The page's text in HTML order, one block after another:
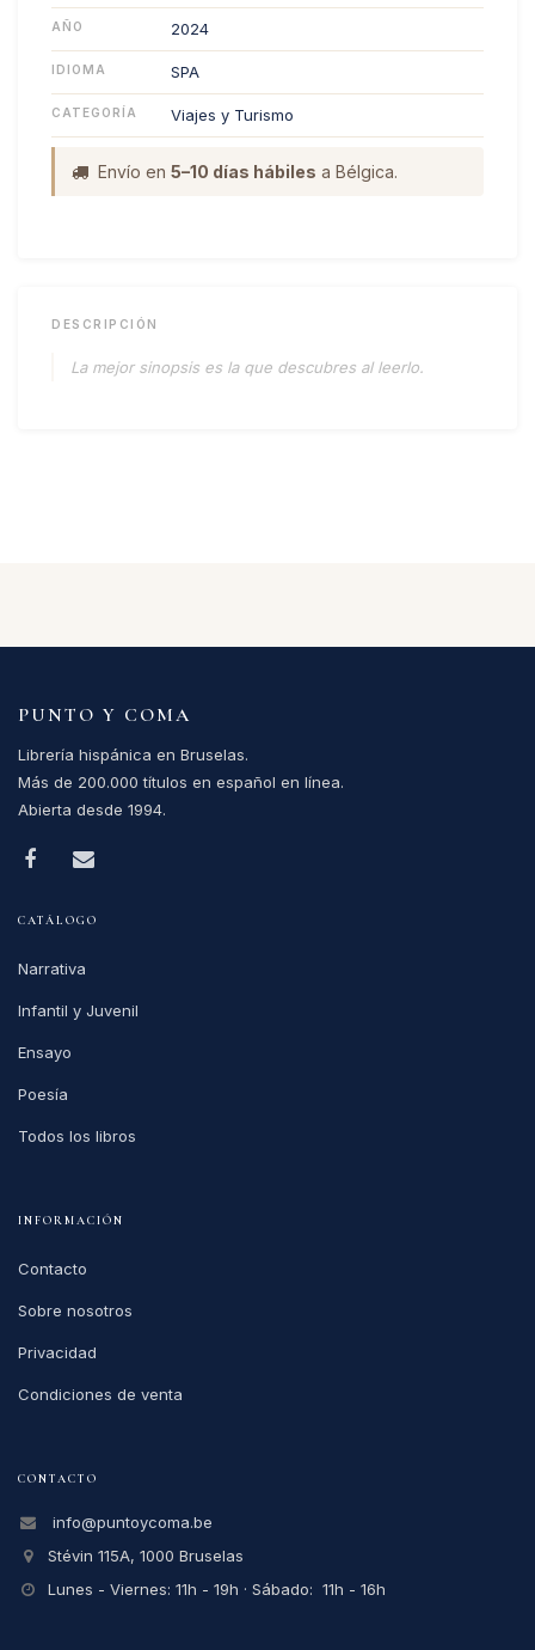
AÑO 2024
IDIOMA SPA
CATEGORÍA Viajes y Turismo
Envío en 5–10 días hábiles a Bélgica.
DESCRIPCIÓN
La mejor sinopsis es la que descubres al leerlo.
PUNTO Y COMA
Librería hispánica en Bruselas.
Más de 200.000 títulos en español en línea.
Abierta desde 1994.
CATÁLOGO
Narrativa
Infantil y Juvenil
Ensayo
Poesía
Todos los libros
INFORMACIÓN
Contacto
Sobre nosotros
Privacidad
Condiciones de venta
CONTACTO
info@puntoycoma.be
Stévin 115A, 1000 Bruselas
Lunes - Viernes: 11h - 19h · Sábado: 11h - 16h